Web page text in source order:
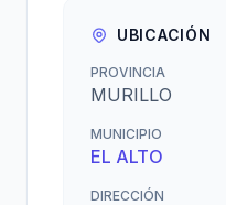
UBICACIÓN
PROVINCIA
MURILLO
MUNICIPIO
EL ALTO
DIRECCIÓN